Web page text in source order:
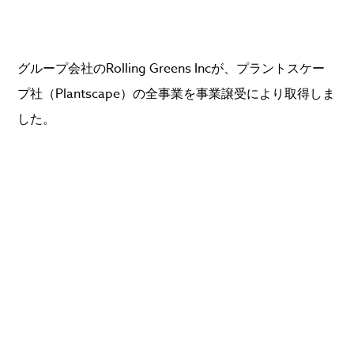
グループ会社のRolling Greens Incが、プラントスケー
プ社（Plantscape）の全事業を事業譲受により取得しま
した。